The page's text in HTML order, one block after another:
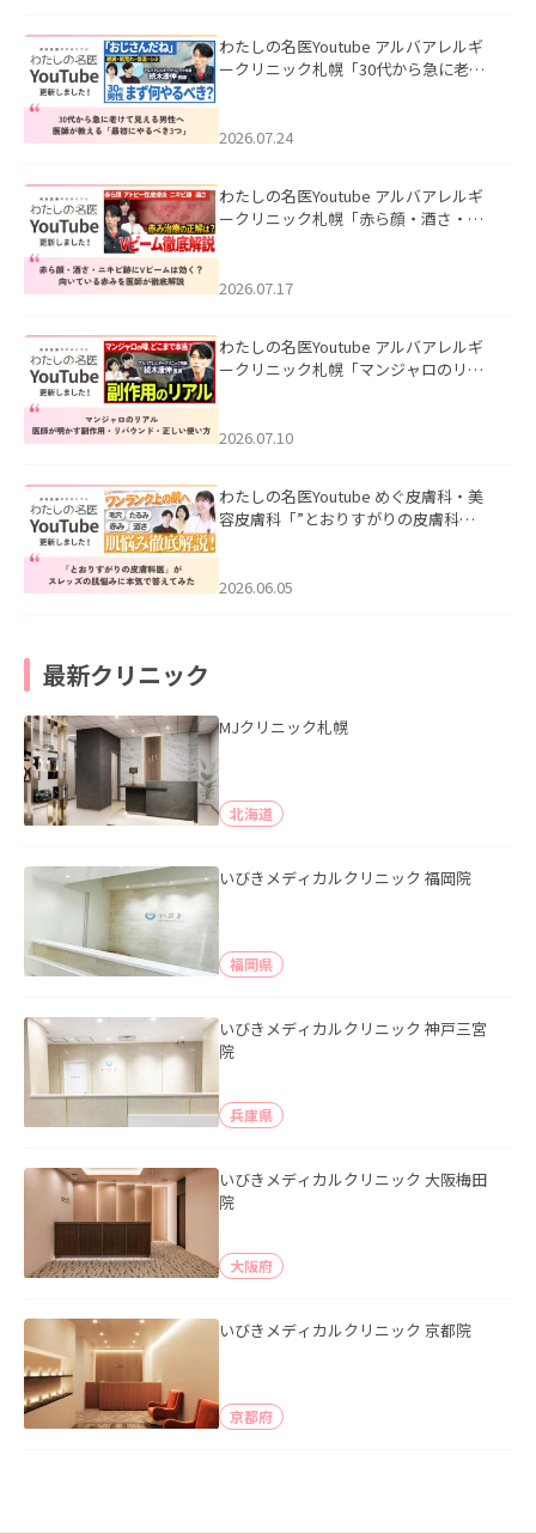
わたしの名医Youtube アルバアレルギ
ークリニック札幌「30代から急に老け
た。
2026.07.24
わたしの名医Youtube アルバアレルギ
ークリニック札幌「赤ら顔・酒さ・ニ
した。
2026.07.17
わたしの名医Youtube アルバアレルギ
ークリニック札幌「マンジャロのリア
た。
2026.07.10
わたしの名医Youtube めぐ皮膚科・美
容皮膚科「”とおりすがりの皮膚科
2026.06.05
最新クリニック
MJクリニック札幌
北海道
いびきメディカルクリニック 福岡院
福岡県
いびきメディカルクリニック 神戸三宮
院
兵庫県
いびきメディカルクリニック 大阪梅田
院
大阪府
いびきメディカルクリニック 京都院
京都府